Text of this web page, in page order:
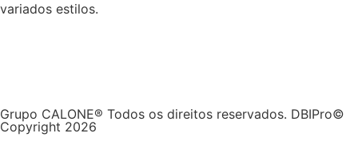
variados estilos.
Grupo CALONE® Todos os direitos reservados. DBIPro©
Copyright 2026